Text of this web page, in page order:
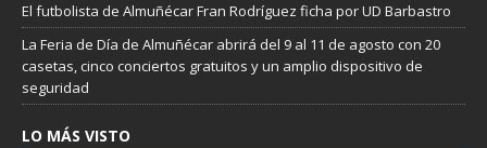
El futbolista de Almuñécar Fran Rodríguez ficha por UD Barbastro
La Feria de Día de Almuñécar abrirá del 9 al 11 de agosto con 20
casetas, cinco conciertos gratuitos y un amplio dispositivo de
seguridad
LO MÁS VISTO